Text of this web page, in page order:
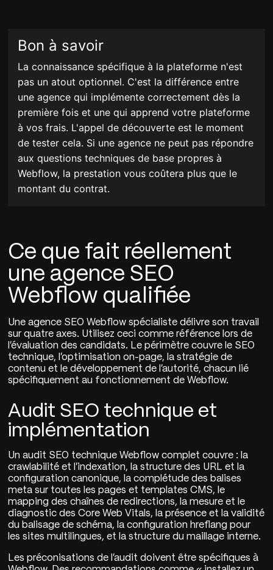
Bon à savoir
La connaissance spécifique à la plateforme n'est
pas un atout optionnel. C'est la différence entre
une agence qui implémente correctement dès la
première fois et une qui apprend votre plateforme
à vos frais. L'appel de découverte est le moment
de tester cela. Si une agence ne peut pas répondre
aux questions techniques de base propres à
Webflow, la prestation vous coûtera plus que le
montant du contrat.
Ce que fait réellement
une agence SEO
Webflow qualifiée
Une agence SEO Webflow spécialiste délivre son travail
sur quatre axes. Utilisez ceci comme référence lors de
l'évaluation des candidats. Le périmètre couvre le SEO
technique, l'optimisation on-page, la stratégie de
contenu et le développement de l'autorité, chacun lié
spécifiquement au fonctionnement de Webflow.
Audit SEO technique et
implémentation
Un audit SEO technique Webflow complet couvre : la
crawlabilité et l'indexation, la structure des URL et la
configuration canonique, la complétude des balises
meta sur toutes les pages et templates CMS, le
mapping des chaînes de redirections, la mesure et le
diagnostic des Core Web Vitals, la présence et la validité
du balisage de schéma, la configuration hreflang pour
les sites multilingues, et la structure du maillage interne.
Les préconisations de l'audit doivent être spécifiques à